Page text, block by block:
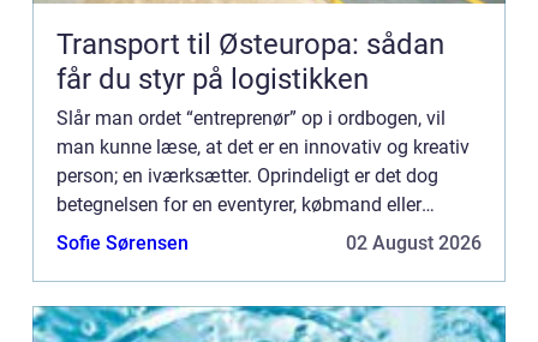
Transport til Østeuropa: sådan
får du styr på logistikken
Slår man ordet “entreprenør” op i ordbogen, vil
man kunne læse, at det er en innovativ og kreativ
person; en iværksætter. Oprindeligt er det dog
betegnelsen for en eventyrer, købmand eller
bygmester &...
Sofie Sørensen 02 August 2026